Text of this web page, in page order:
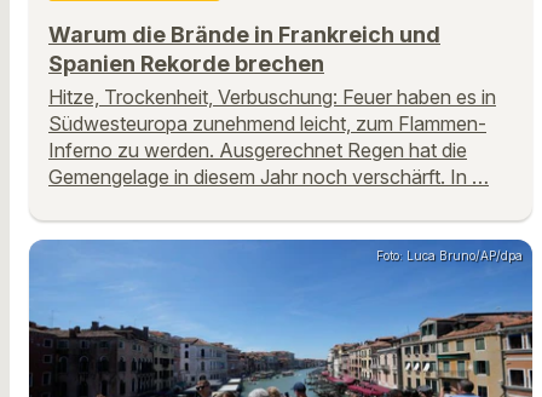
Warum die Brände in Frankreich und
Spanien Rekorde brechen
Hitze, Trockenheit, Verbuschung: Feuer haben es in
Südwesteuropa zunehmend leicht, zum Flammen-
Inferno zu werden. Ausgerechnet Regen hat die
Gemengelage in diesem Jahr noch verschärft. In …
Foto: Luca Bruno/AP/dpa